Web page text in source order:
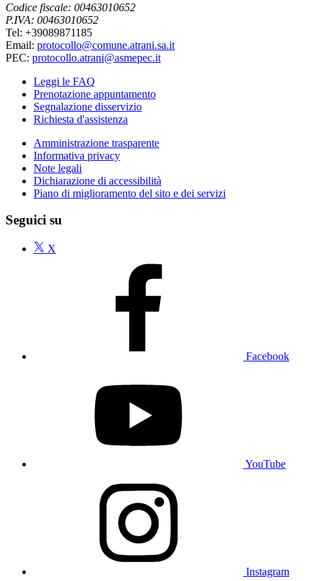
Codice fiscale: 00463010652
P.IVA: 00463010652
Tel: +39089871185
Email: protocollo@comune.atrani.sa.it
PEC: protocollo.atrani@asmepec.it
Leggi le FAQ
Prenotazione appuntamento
Segnalazione disservizio
Richiesta d'assistenza
Amministrazione trasparente
Informativa privacy
Note legali
Dichiarazione di accessibilità
Piano di miglioramento del sito e dei servizi
Seguici su
X
Facebook
YouTube
Instagram